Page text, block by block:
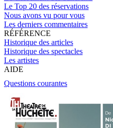
Le Top 20 des réservations
Nous avons vu pour vous
Les derniers commentaires
RÉFÉRENCE
Historique des articles
Historique des spectacles
Les artistes
AIDE
Questions courantes